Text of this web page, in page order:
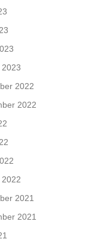
2022
2022
2021
2021